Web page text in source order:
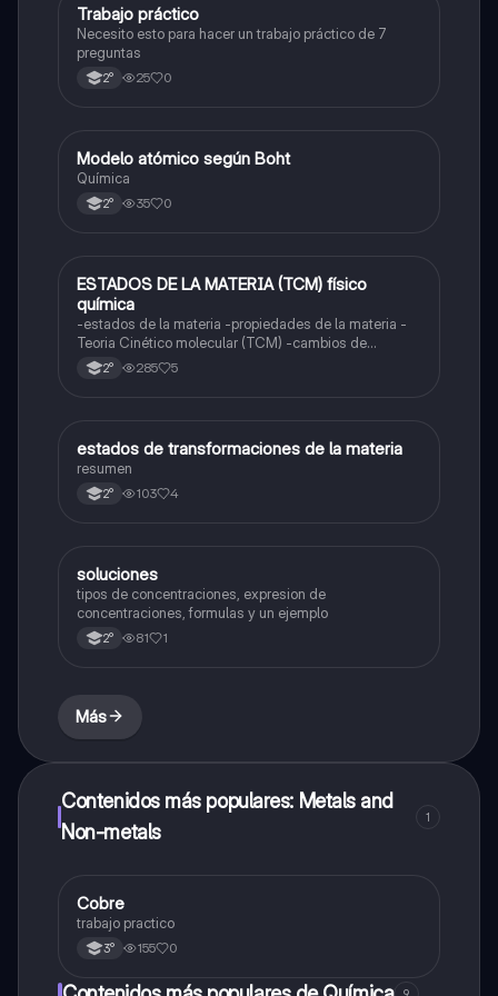
Física
Trabajo práctico
Necesito esto para hacer un trabajo práctico de 7
preguntas
2° 25 0
Química
Modelo atómico según Boht
Química
2° 35 0
Física
ESTADOS DE LA MATERIA (TCM) físico
química
-estados de la materia -propiedades de la materia -
Teoria Cinético molecular (TCM) -cambios de
estados (regresivos y progresivos)
2° 285 5
Química
estados de transformaciones de la materia
resumen
2° 103 4
Química
soluciones
tipos de concentraciones, expresion de
concentraciones, formulas y un ejemplo
2° 81 1
Más
Contenidos más populares: Metals and
Non-metals
1
Química
Cobre
trabajo practico
3° 155 0